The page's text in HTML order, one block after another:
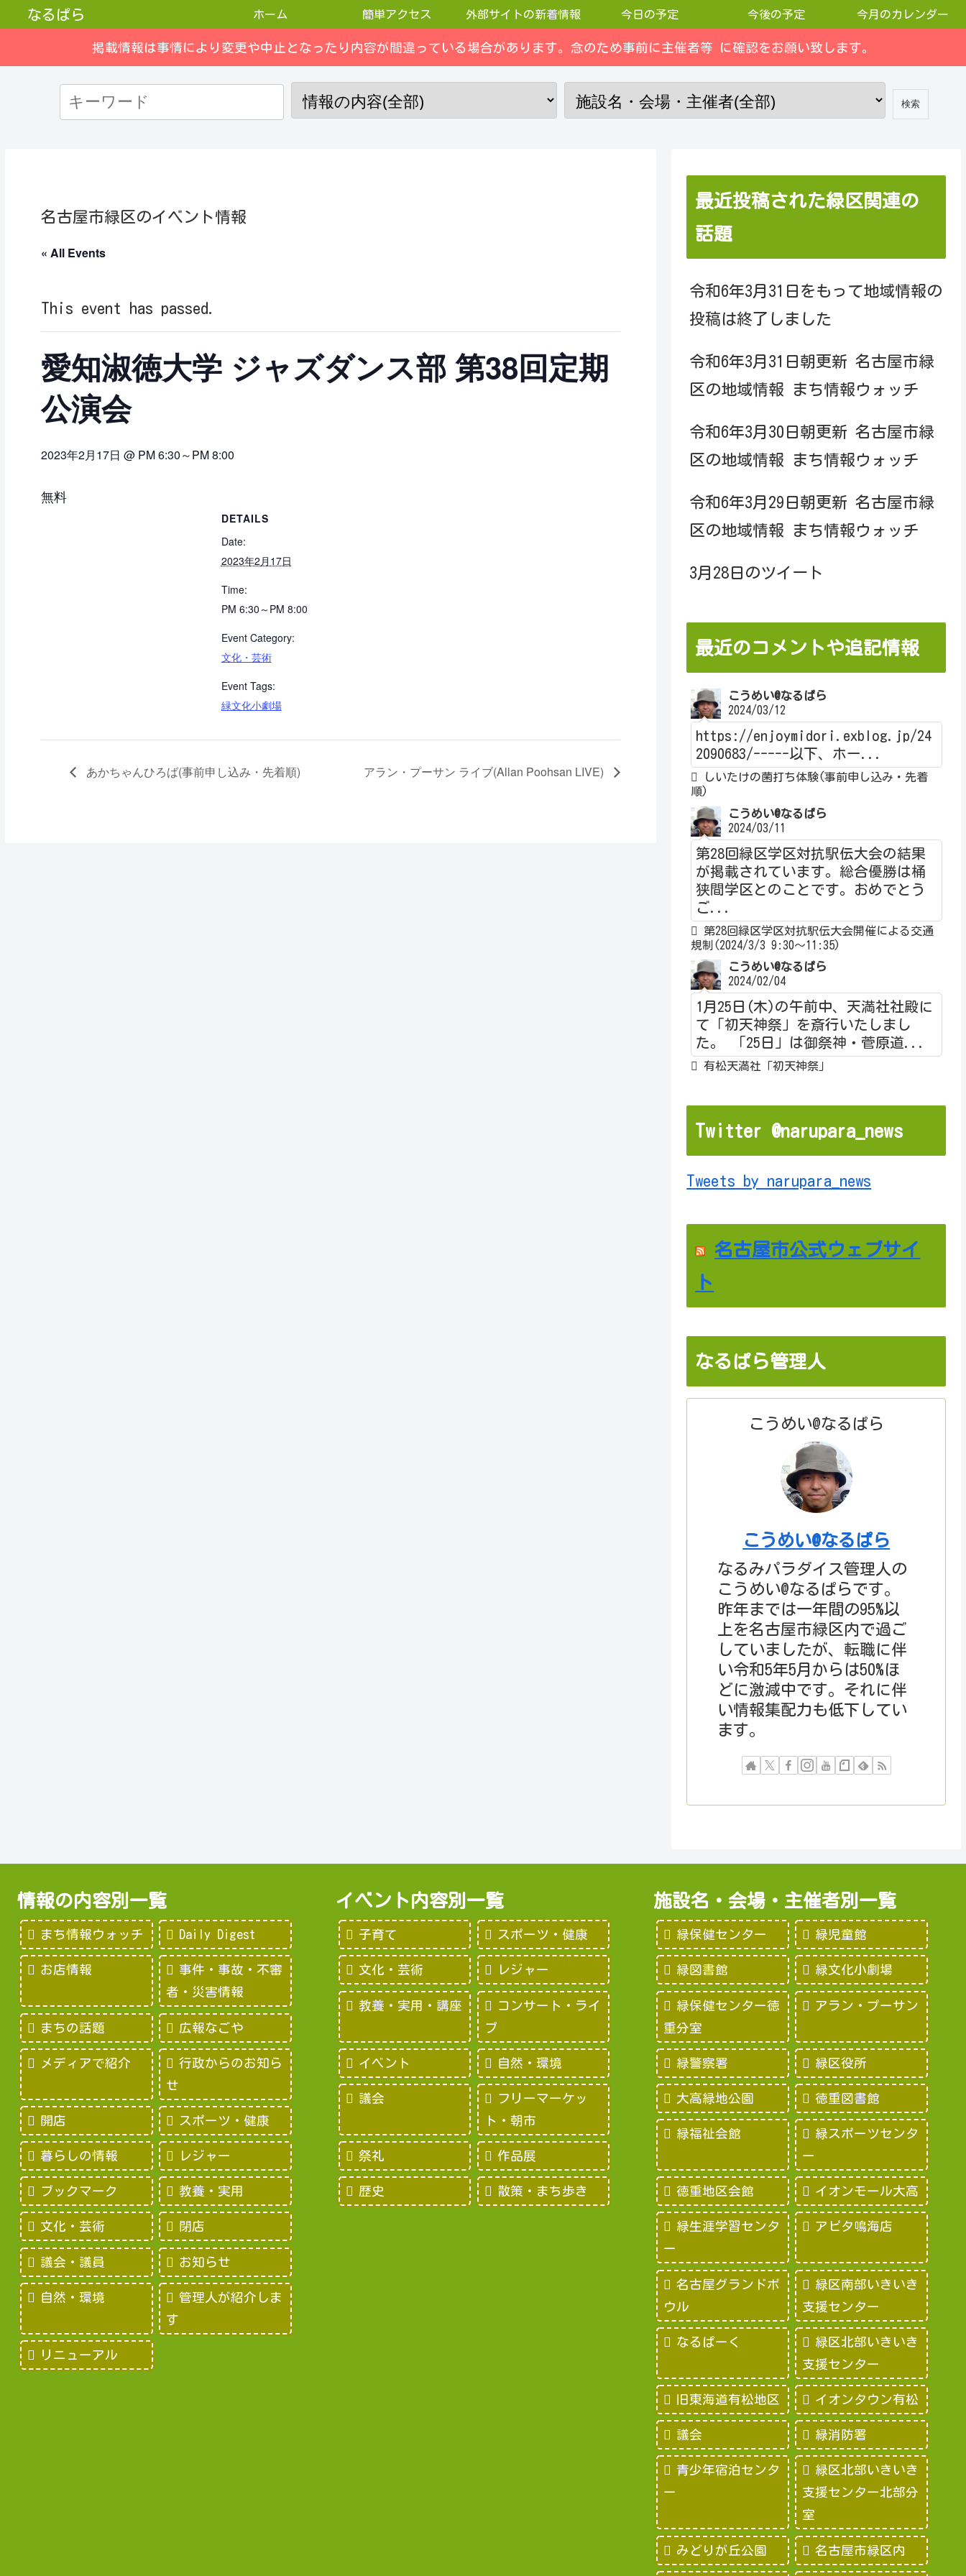
なるぱら ホーム 簡単アクセス 外部サイトの新着情報 今日の予定 今後の予定 今月のカレンダー
掲載情報は事情により変更や中止となったり内容が間違っている場合があります。念のため事前に主催者等 に確認をお願い致します。
名古屋市緑区のイベント情報
« All Events
This event has passed.
愛知淑徳大学 ジャズダンス部 第38回定期
公演会
2023年2月17日 @ PM 6:30～PM 8:00
無料
DETAILS
Date:
2023年2月17日
Time:
PM 6:30～PM 8:00
Event Category:
文化・芸術
Event Tags:
緑文化小劇場
あかちゃんひろば(事前申し込み・先着順) アラン・プーサン ライブ(Allan Poohsan LIVE)
最近投稿された緑区関連の
話題
令和6年3月31日をもって地域情報の
投稿は終了しました
令和6年3月31日朝更新 名古屋市緑
区の地域情報 まち情報ウォッチ
令和6年3月30日朝更新 名古屋市緑
区の地域情報 まち情報ウォッチ
令和6年3月29日朝更新 名古屋市緑
区の地域情報 まち情報ウォッチ
3月28日のツイート
最近のコメントや追記情報
こうめい@なるぱら
2024/03/12
https://enjoymidori.exblog.jp/24
2090683/-----以下、ホー...
しいたけの菌打ち体験(事前申し込み・先着
順)
こうめい@なるぱら
2024/03/11
第28回緑区学区対抗駅伝大会の結果
が掲載されています。総合優勝は桶
狭間学区とのことです。おめでとう
ご...
第28回緑区学区対抗駅伝大会開催による交通
規制(2024/3/3 9:30～11:35)
こうめい@なるぱら
2024/02/04
1月25日(木)の午前中、天満社社殿に
て「初天神祭」を斎行いたしまし
た。 「25日」は御祭神・菅原道...
有松天満社「初天神祭」
Twitter @narupara_news
Tweets by narupara_news
名古屋市公式ウェブサイ
ト
なるぱら管理人
こうめい@なるぱら
こうめい@なるぱら
なるみパラダイス管理人の
こうめい@なるぱらです。
昨年までは一年間の95%以
上を名古屋市緑区内で過ご
していましたが、転職に伴
い令和5年5月からは50%ほ
どに激減中です。それに伴
い情報集配力も低下してい
ます。
情報の内容別一覧
まち情報ウォッチ Daily Digest
お店情報
事件・事故・不審
者・災害情報
まちの話題 広報なごや
メディアで紹介
行政からのお知ら
せ
開店 スポーツ・健康
暮らしの情報 レジャー
ブックマーク 教養・実用
文化・芸術 閉店
議会・議員 お知らせ
自然・環境
管理人が紹介しま
す
リニューアル
イベント内容別一覧
子育て スポーツ・健康
文化・芸術 レジャー
教養・実用・講座
コンサート・ライ
ブ
イベント 自然・環境
議会
フリーマーケッ
ト・朝市
祭礼 作品展
歴史 散策・まち歩き
施設名・会場・主催者別一覧
緑保健センター 緑児童館
緑図書館 緑文化小劇場
緑保健センター徳
重分室
アラン・プーサン
緑警察署 緑区役所
大高緑地公園 徳重図書館
緑福祉会館
緑スポーツセンタ
ー
徳重地区会館 イオンモール大高
緑生涯学習センタ
ー
アピタ鳴海店
名古屋グランドボ
ウル
緑区南部いきいき
支援センター
なるぱーく
緑区北部いきいき
支援センター
旧東海道有松地区 イオンタウン有松
議会 緑消防署
青少年宿泊センタ
ー
緑区北部いきいき
支援センター北部分
室
みどりが丘公園 名古屋市緑区内